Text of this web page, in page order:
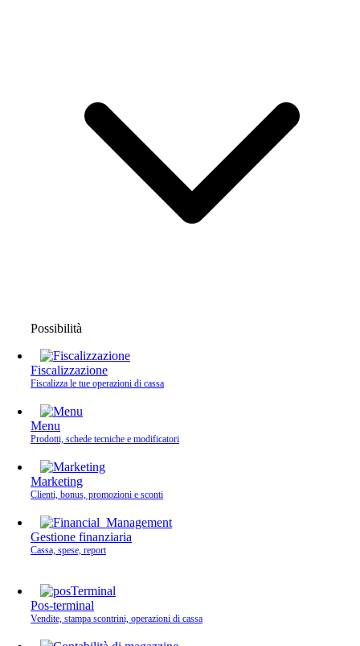
Possibilità
Fiscalizzazione
Fiscalizza le tue operazioni di cassa
Menu
Prodotti, schede tecniche e modificatori
Marketing
Clienti, bonus, promozioni e sconti
Gestione finanziaria
Cassa, spese, report
Pos-terminal
Vendite, stampa scontrini, operazioni di cassa